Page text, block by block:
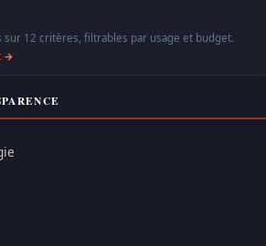
sur 12 critères, filtrables par usage et budget.
→